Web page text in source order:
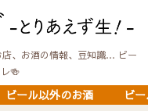
、お酒の情報、豆知識… ビー
🍻
ビール以外のお酒 ビ